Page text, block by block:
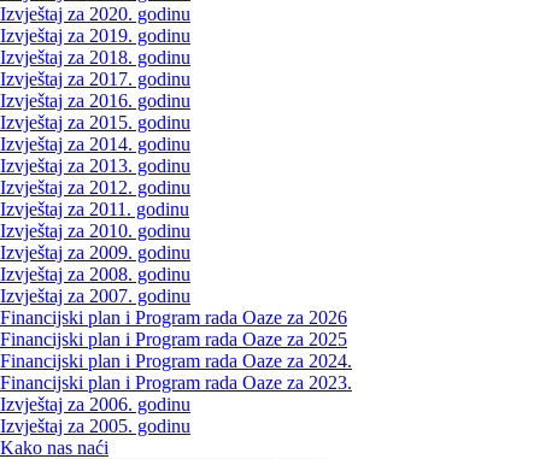
Izvještaj za 2020. godinu
Izvještaj za 2019. godinu
Izvještaj za 2018. godinu
Izvještaj za 2017. godinu
Izvještaj za 2016. godinu
Izvještaj za 2015. godinu
Izvještaj za 2014. godinu
Izvještaj za 2013. godinu
Izvještaj za 2012. godinu
Izvještaj za 2011. godinu
Izvještaj za 2010. godinu
Izvještaj za 2009. godinu
Izvještaj za 2008. godinu
Izvještaj za 2007. godinu
Financijski plan i Program rada Oaze za 2026
Financijski plan i Program rada Oaze za 2025
Financijski plan i Program rada Oaze za 2024.
Financijski plan i Program rada Oaze za 2023.
Izvještaj za 2006. godinu
Izvještaj za 2005. godinu
Kako nas naći